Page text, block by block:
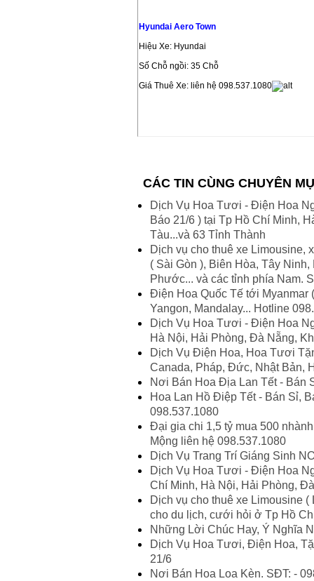
Hyundai Aero Town
Hiệu Xe: Hyundai
Số Chỗ ngồi: 35 Chỗ
Giá Thuê Xe: liên hệ 098.537.1080
CÁC TIN CÙNG CHUYÊN
Dịch Vụ Hoa Tươi - Điện Hoa
Báo 21/6 ) tại Tp Hồ Chí Minh,
Tàu...và 63 Tỉnh Thành
Dịch vụ cho thuê xe Limousine,
( Sài Gòn ), Biên Hòa, Tây
Phước... và các tỉnh phía Nam.
Điện Hoa Quốc Tế tới
Yangon, Mandalay... Hotline
Dịch Vụ Hoa Tươi - Điện Hoa
Hà Nội, Hải Phòng, Đà Nẵng,
Dịch Vụ Điện Hoa, Hoa Tươi
Canada, Pháp, Đức, Nhật Bản,
Nơi Bán Hoa Địa Lan Tết - Bán
Hoa Lan Hồ Điệp Tết - Bán Sỉ,
098.537.1080
Đại gia chi 1,5 tỷ mua 500
Mộng liên hệ 098.537.1080
Dịch Vụ Trang Trí Giáng Sinh
Dịch Vụ Hoa Tươi - Điện Hoa
Chí Minh, Hà Nội, Hải Phòng,
Dịch vụ cho thuê xe Limousine
cho du lịch, cưới hỏi ở Tp Hồ
Những Lời Chúc Hay, Ý Nghĩa
Dịch Vụ Hoa Tươi, Điện Hoa,
21/6
Nơi Bán Hoa Loa Kèn. SĐT: -